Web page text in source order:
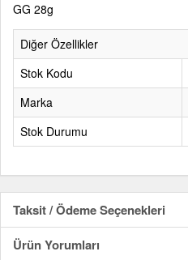
GG 28g
Diğer Özellikler
Stok Kodu
Marka
Stok Durumu
Taksit / Ödeme Seçenekleri
Ürün Yorumları